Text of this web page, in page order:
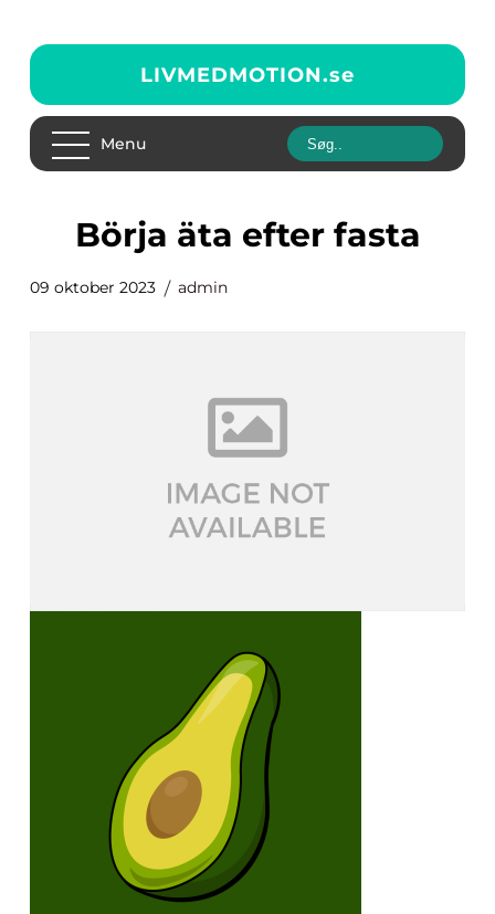
LIVMEDMOTION.se
Menu
börja äta efter fasta
09 oktober 2023 admin